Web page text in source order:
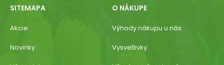
SITEMAPA
Akcie
Novinky
O NÁKUPE
Výhody nákupu u nás
Vysvetlivky